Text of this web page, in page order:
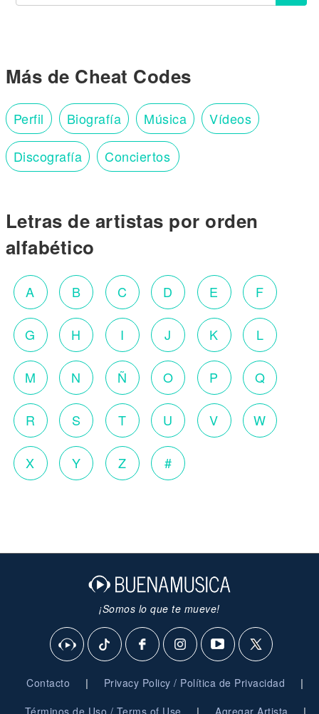
Más de Cheat Codes
Perfil Biografía Música Vídeos
Discografía Conciertos
Letras de artistas por orden
alfabético
A B C D E F
G H I J K L
M N Ñ O P Q
R S T U V W
X Y Z #
¡Somos lo que te mueve!
Contacto | Privacy Policy / Política de Privacidad |
Términos de Uso / Terms of Use | Agregar Artista |